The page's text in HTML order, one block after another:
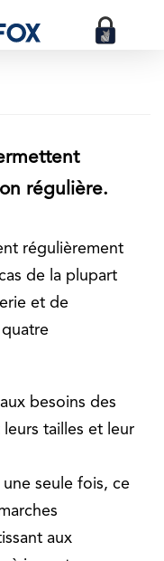
régulière.
régulièrement
de la plupart
et de
besoins des
tailles et leur
seule fois, ce
aux